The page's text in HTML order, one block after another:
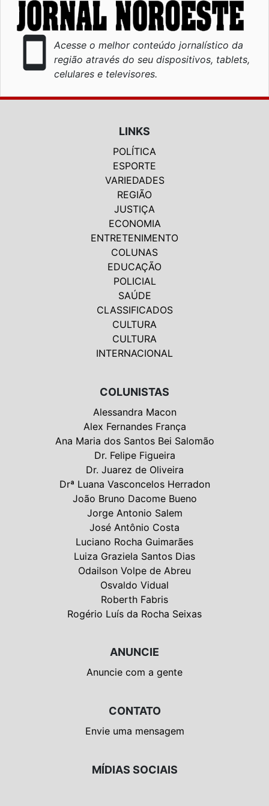
smartphone
Acesse o melhor conteúdo jornalístico da
região através do seu dispositivos, tablets,
celulares e televisores.
LINKS
POLÍTICA
ESPORTE
VARIEDADES
REGIÃO
JUSTIÇA
ECONOMIA
ENTRETENIMENTO
COLUNAS
EDUCAÇÃO
POLICIAL
SAÚDE
CLASSIFICADOS
CULTURA
CULTURA
INTERNACIONAL
COLUNISTAS
Alessandra Macon
Alex Fernandes França
Ana Maria dos Santos Bei Salomão
Dr. Felipe Figueira
Dr. Juarez de Oliveira
Drª Luana Vasconcelos Herradon
João Bruno Dacome Bueno
Jorge Antonio Salem
José Antônio Costa
Luciano Rocha Guimarães
Luiza Graziela Santos Dias
Odailson Volpe de Abreu
Osvaldo Vidual
Roberth Fabris
Rogério Luís da Rocha Seixas
ANUNCIE
Anuncie com a gente
CONTATO
Envie uma mensagem
MÍDIAS SOCIAIS